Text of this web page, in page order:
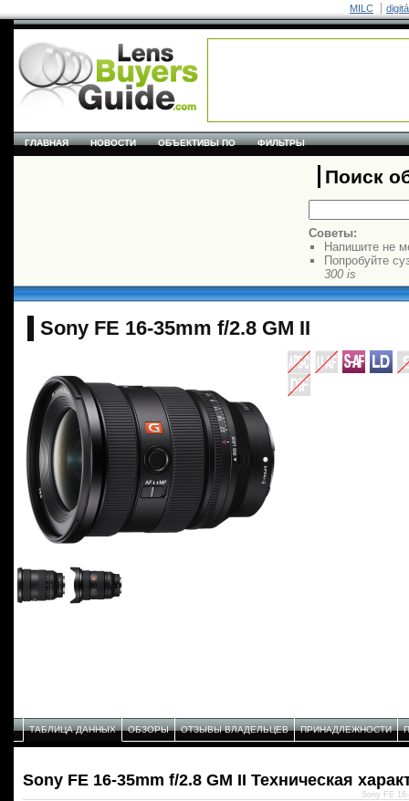
MILC
ГЛАВНАЯ НОВОСТИ ОБЪЕКТИВЫ ПО ФИЛЬТРЫ
Поиск
Советы:
Напишите не
Попробуйте
300 is
Sony FE 16-35mm f/2.8 GM II
ТАБЛИЦА ДАННЫХ ОБЗОРЫ ОТЗЫВЫ ВЛАДЕЛЬЦЕВ ПРИНАДЛЕЖНОСТИ
Sony FE 16-35mm f/2.8 GM II Техническая
Sony FE